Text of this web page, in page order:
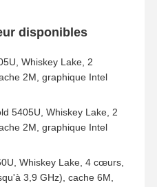
disponibles
Whiskey Lake, 2
2M, graphique Intel
5405U, Whiskey Lake, 2
2M, graphique Intel
Whiskey Lake, 4 cœurs,
3,9 GHz), cache 6M,